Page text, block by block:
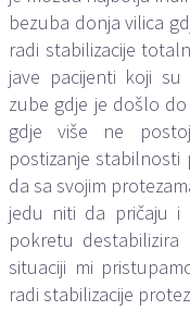
bezuba donja vilica
radi stabilizacije
jave pacijenti koji
zube gdje je došlo
gdje više ne
postizanje stabilnosti
da sa svojim
jedu niti da pričaju i
pokretu
situaciji mi
radi stabilizacije